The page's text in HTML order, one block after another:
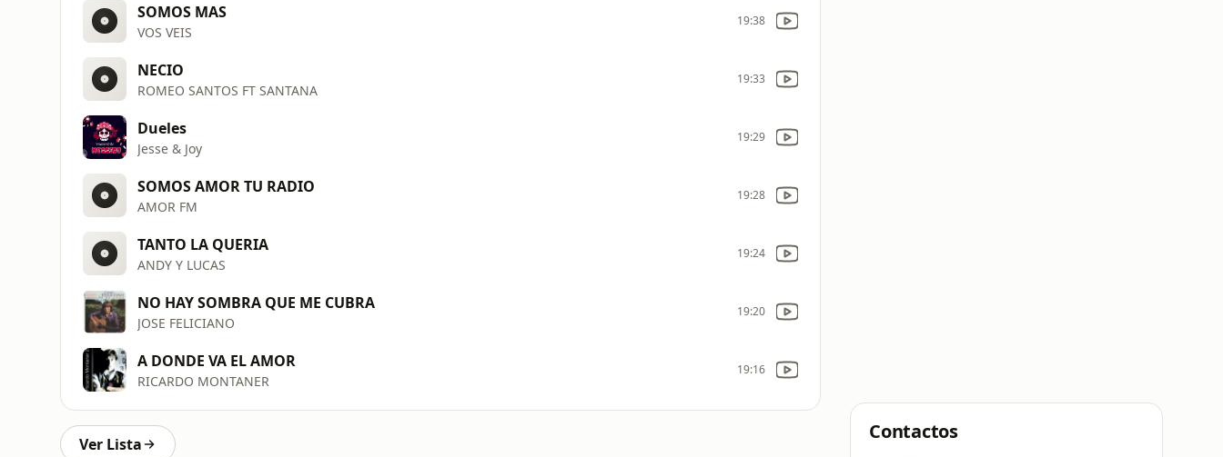
SOMOS MAS
VOS VEIS
19:38
NECIO
ROMEO SANTOS FT SANTANA
19:33
Dueles
Jesse & Joy
19:29
SOMOS AMOR TU RADIO
AMOR FM
19:28
TANTO LA QUERIA
ANDY Y LUCAS
19:24
NO HAY SOMBRA QUE ME CUBRA
JOSE FELICIANO
19:20
A DONDE VA EL AMOR
RICARDO MONTANER
19:16
Ver Lista
Contactos